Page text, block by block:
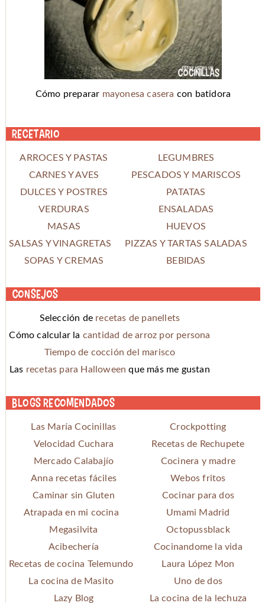
Cómo preparar mayonesa casera con batidora
Recetario
ARROCES Y PASTAS
LEGUMBRES
CARNES Y AVES
PESCADOS Y MARISCOS
DULCES Y POSTRES
PATATAS
VERDURAS
ENSALADAS
MASAS
HUEVOS
SALSAS Y VINAGRETAS
PIZZAS Y TARTAS SALADAS
SOPAS Y CREMAS
BEBIDAS
Consejos
Selección de recetas de panellets
Cómo calcular la cantidad de arroz por persona
Tiempo de cocción del marisco
Las recetas para Halloween que más me gustan
Blogs recomendados
Las María Cocinillas
Crockpotting
Velocidad Cuchara
Recetas de Rechupete
Mercado Calabajío
Cocinera y madre
Anna recetas fáciles
Webos fritos
Caminar sin Gluten
Cocinar para dos
Atrapada en mi cocina
Umami Madrid
Megasilvita
Octopussblack
Acibechería
Cocinandome la vida
Recetas de cocina Telemundo
Laura López Mon
La cocina de Masito
Uno de dos
Lazy Blog
La cocina de la lechuza